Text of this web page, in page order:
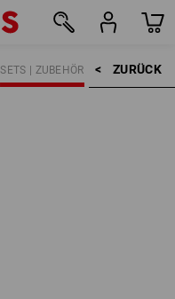
ZURÜCK    >
SETS | ZUBEHÖR